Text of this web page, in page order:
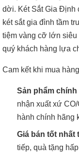
dời. Két Sắt Gia Định
két sắt gia đình tầm
tiệm vàng cỡ lớn siêu
quý khách hàng lựa
Cam kết khi mua
Sản phẩm chính
nhận xuất xứ
hành chính hãng
Giá bán tốt nhất
tiếp, quà tặng